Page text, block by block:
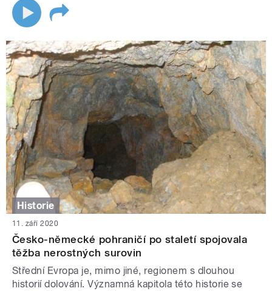
Historie
11. září 2020
Česko-německé pohraničí po staletí spojovala
těžba nerostných surovin
Střední Evropa je, mimo jiné, regionem s dlouhou
historií dolování. Významná kapitola této historie se